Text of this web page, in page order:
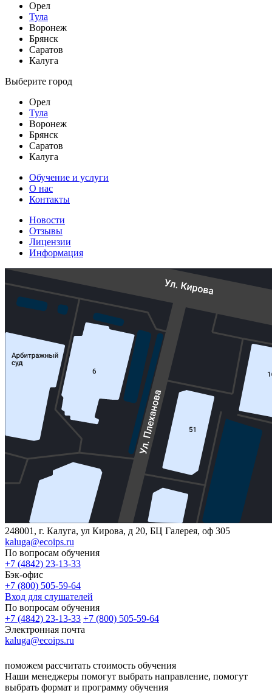
Орел
Тула
Воронеж
Брянск
Саратов
Калуга
Выберите город
Орел
Тула
Воронеж
Брянск
Саратов
Калуга
Обучение и услуги
О нас
Контакты
Новости
Отзывы
Лицензии
Информация
248001, г. Калуга, ул Кирова, д 20, БЦ Галерея, оф 305
kaluga@ecoips.ru
По вопросам обучения
+7 (4842) 23-13-33
Бэк-офис
+7 (800) 505-59-64
Вход для слушателей
По вопросам обучения
+7 (4842) 23-13-33 +7 (800) 505-59-64
Электронная почта
kaluga@ecoips.ru
поможем рассчитать стоимость обучения
Наши менеджеры помогут выбрать направление, помогут
выбрать формат и программу обучения